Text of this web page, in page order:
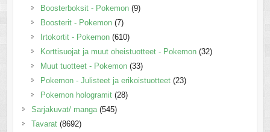
Boosterboksit - Pokemon (9)
Boosterit - Pokemon (7)
Irtokortit - Pokemon (610)
Korttisuojat ja muut oheistuotteet - Pokemon (32)
Muut tuotteet - Pokemon (33)
Pokemon - Julisteet ja erikoistuotteet (23)
Pokemon hologramit (28)
Sarjakuvat/ manga (545)
Tavarat (8692)